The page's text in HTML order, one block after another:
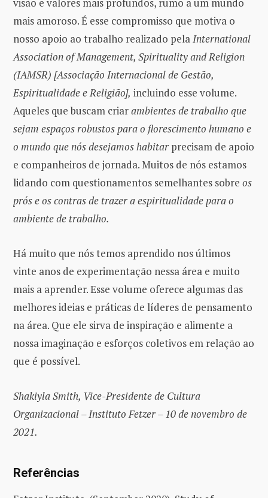
visão e valores mais profundos, rumo a um mundo
mais amoroso. É esse compromisso que motiva o
nosso apoio ao trabalho realizado pelaInternational
Association of Management, Spirituality and Religion
(IAMSR) [Associação Internacional de Gestão,
Espiritualidade e Religião], incluindo esse volume.
Aqueles que buscam criarambientes de trabalho que
sejam espaços robustos para o florescimento humano e
o mundo que nós desejamos habitar precisam de apoio
e companheiros de jornada. Muitos de nós estamos
lidando com questionamentos semelhantes sobre os
prós e os contras de trazer a espiritualidade para o
ambiente de trabalho.
Há muito que nós temos aprendido nos últimos
vinte anos de experimentação nessa área e muito
mais a aprender. Esse volume oferece algumas das
melhores ideias e práticas de líderes de pensamento
na área. Que ele sirva de inspiração e alimente a
nossa imaginação e esforços coletivos em relação ao
que é possível.
Shakiyla Smith, Vice-Presidente de Cultura
Organizacional – Instituto Fetzer – 10 de novembro de
2021.
Referências